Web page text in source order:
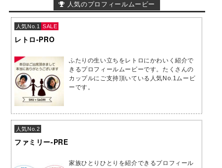
人気のプロフィールムービー
人気No.1 SALE
レトロ-PRO
ふたりの生い立ちをレトロにかわいく紹介で
きるプロフィールムービーです。たくさんの
カップルにご支持頂いている人気No.1ムービ
ーです。
人気No.2
ファミリー-PRE
家族ひとりひとりを紹介できるプロフィール